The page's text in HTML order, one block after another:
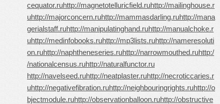
cequator.ruhttp://magnetotelluricfield.ruhttp://mailinghouse.r
uhttp://majorconcern.ruhttp://mammasdarling.ruhttp://mana
gerialstaff.ruhttp://manipulatinghand.ruhttp://manualchoke.r
uhttp://medinfobooks.ruhttp://mp3lists.ruhttp://nameresoluti
on.ruhttp://naphtheneseries.ruhttp://narrowmouthed.ruhttp:/
/nationalcensus.ruhttp://naturalfunctor.ru
http://navelseed.ruhttp://neatplaster.ruhttp://necroticcaries.r
uhttp://negativefibration.ruhttp://neighbouringrights.ruhttp://o
bjectmodule.ruhttp://observationballoon.ruhttp://obstructive